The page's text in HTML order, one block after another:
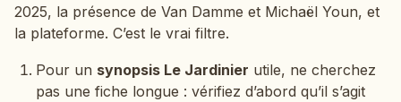
2025, la présence de Van Damme et Michaël Youn, et
la plateforme. C’est le vrai filtre.
Pour un synopsis Le Jardinier utile, ne cherchez
pas une fiche longue : vérifiez d’abord qu’il s’agit